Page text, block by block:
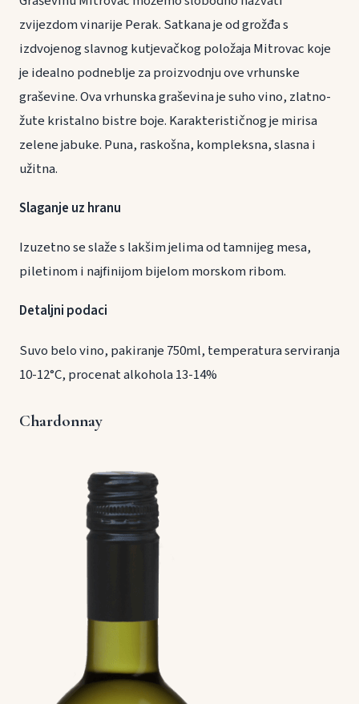
zvijezdom vinarije Perak. Satkana je od grožđa s
izdvojenog slavnog kutjevačkog položaja Mitrovac koje
je idealno podneblje za proizvodnju ove vrhunske
graševine. Ova vrhunska graševina je suho vino, zlatno-
žute kristalno bistre boje. Karakterističnog je mirisa
zelene jabuke. Puna, raskošna, kompleksna, slasna i
užitna.
Slaganje uz hranu
Izuzetno se slaže s lakšim jelima od tamnijeg mesa,
piletinom i najfinijom bijelom morskom ribom.
Detaljni podaci
Suvo belo vino, pakiranje 750ml, temperatura serviranja
10-12°C, procenat alkohola 13-14%
Chardonnay